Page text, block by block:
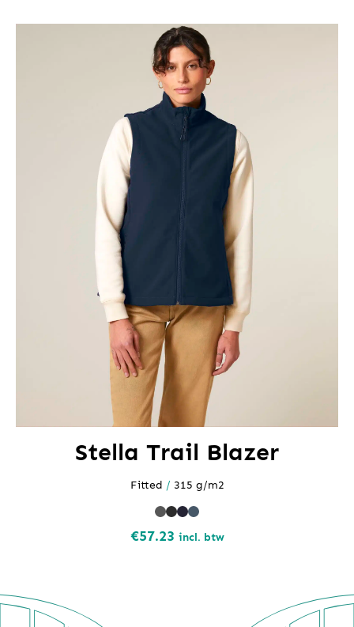
tot
€8.83
Stella Trail Blazer
Fitted / 315 g/m2
€57.23 incl. btw